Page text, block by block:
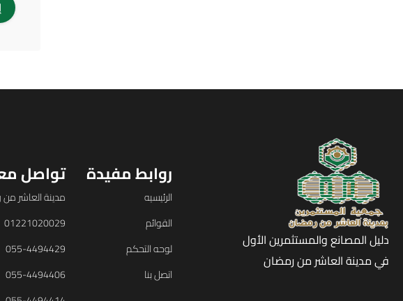
دليل المصانع والمستثمرين الأول
في مدينة العاشر من رمضان
روابط مفيدة
الرئيسيه
القوائم
لوحه التحكم
اتصل بنا
تواصل
مدينة العاشر
01221020029
055-4494429
055-4494406